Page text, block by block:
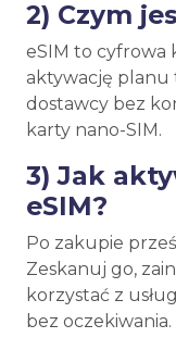
2) Czym
eSIM to cyfrowa
aktywację
dostawcy bez
karty nano-SIM.
3) Jak
eSIM?
Po zakupie
Zeskanuj go,
korzystać z
bez oczekiwania.